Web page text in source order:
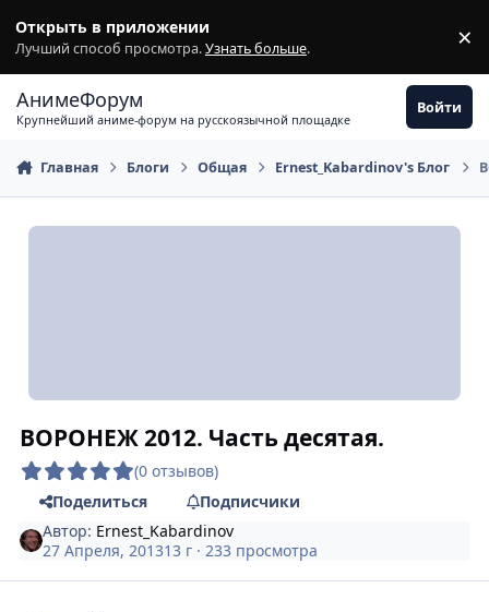
Открыть в приложении
Лучший способ просмотра.Узнать больше. ×
АнимеФорум
Крупнейший аниме-форум на русскоязычной площадке
Войти
Главная Блоги Общая Ernest_Kabardinov's Блог
ВОРОНЕЖ 2012. Часть десятая.
(0 отзывов)
Поделиться
Подписчики
Автор: Ernest_Kabardinov
27 Апреля, 201313 г · 233 просмотра